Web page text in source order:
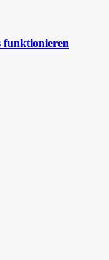
funktionieren